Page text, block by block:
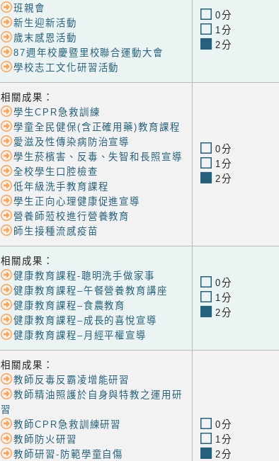
班親會
新生迎新活動
歲末感恩活動
87週年校慶暨里校聯合運動大會
學校志工文化研習活動
0分
1分
2分
相關成果：
學生CPR急救訓練
學童全民健保(含正確用藥)教育課程
愛滋及性傳染病防治宣導
學生菸檳害、反毒、失智和長照宣導
全校學生口腔檢查
低年級洗手教育課程
學生正向心理健康促進宣導
營養師蒞校進行營養教育
師生接種流感疫苗
0分
1分
2分
相關成果：
健康教育課程-聰明洗手做家事
健康教育課程–午餐營養教育講座
健康教育課程–食農教育
健康教育課程–成長的喜悅宣導
健康教育課程–月經平權宣導
0分
1分
2分
相關成果：
教師反毒反霸凌增能研習
教師精油照護於自身與特教之運用研
習
教師CPR急救訓練研習
教師防火研習
教師研習-防範學童自傷
0分
1分
2分